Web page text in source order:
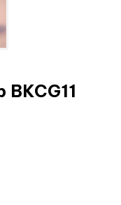
BKCG11